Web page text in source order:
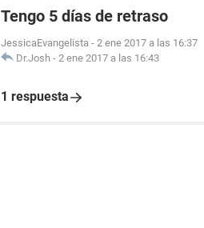
Tengo 5 días de retraso
JessicaEvangelista - 2 ene 2017 a las 16:37
Dr.Josh - 2 ene 2017 a las 16:43
1 respuesta